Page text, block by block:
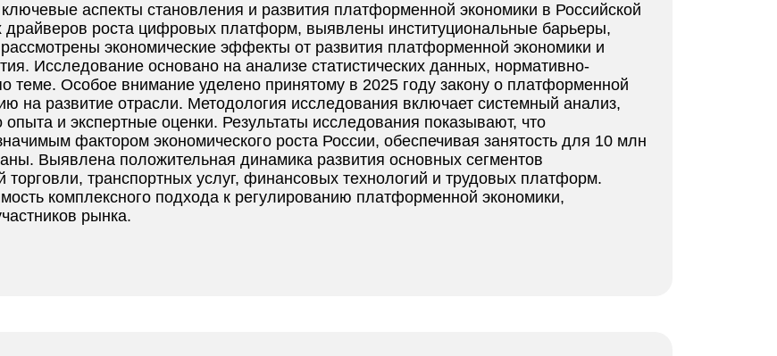
аспекты становления и развития платформенной экономики в Российской
роста цифровых платформ, выявлены институциональные барьеры,
экономические эффекты от развития платформенной экономики и
Исследование основано на анализе статистических данных, нормативно-
теме. Особое внимание уделено принятому в 2025 году закону о платформенной
на развитие отрасли. Методология исследования включает системный анализ,
и экспертные оценки. Результаты исследования показывают, что
фактором экономического роста России, обеспечивая занятость для 10 млн
Выявлена положительная динамика развития основных сегментов
транспортных услуг, финансовых технологий и трудовых платформ.
комплексного подхода к регулированию платформенной экономики,
рынка.